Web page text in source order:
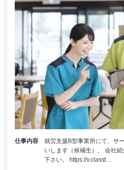
仕事内容
就労支援B型事業所にて、サ
いします（候補生）。 会社
下さい。 https://v.classt…